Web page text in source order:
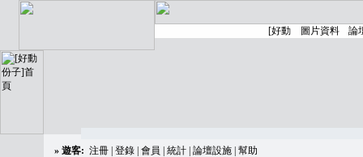
» 遊客: 注冊 登錄 會員 統計 論壇設施 幫助